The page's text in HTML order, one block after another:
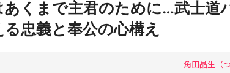
あくまで主君のために…武士道
忠義と奉公の心構え
角田晶生（